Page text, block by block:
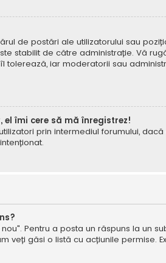
de postări ale utilizatorului sau
stabilit de către administrație. Vă
tolerează, iar moderatorii sau
îmi cere să mă înregistrez!
prin intermediul forumului,
Pentru a posta un răspuns la un
veți găsi o listă cu acțiunile permise.